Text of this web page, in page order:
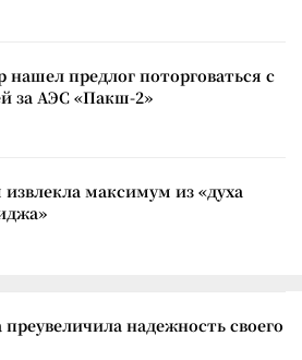
нашел предлог поторговаться с
за АЭС «Пакш-2»
извлекла максимум из «духа
преувеличила надежность своего